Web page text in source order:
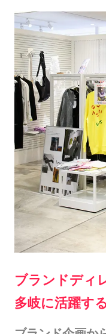
ブランドディ
多岐に活躍す